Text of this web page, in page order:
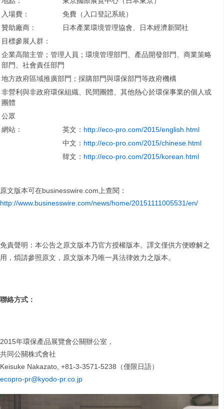
入場費：
免費（入口登記系統）
贊助廠商：
日本產業環境管理協會、日本經濟新聞社
目標參展人群：
企業高階主管；管理人員；環境管理部門、產品開發部門、商業策略
部門、社會責任部門
地方政府區域推廣部門；採購部門與環保部門等政府機構
非營利與非政府環保組織、民間團體、其他熱心於環保事業的個人或
團體
公眾
網站：
英文： http://eco-pro.com/2015/english.html
中文： http://eco-pro.com/2015/chinese.html
韓文： http://eco-pro.com/2015/korean.html
原文版本可在businesswire.com上查閱：
http://www.businesswire.com/news/home/20151111005531/en/
免責聲明：本公告之原文版本乃官方授權版本。譯文僅供方便瞭解之
用，煩請參照原文，原文版本乃唯一具法律效力之版本。
聯絡方式：
2015年環保產品展覽會公關辦公室，
共同公關株式會社
Keisuke Nakazato, +81-3-3571-5238（僅限日語）
ecopro-pr@kyodo-pr.co.jp